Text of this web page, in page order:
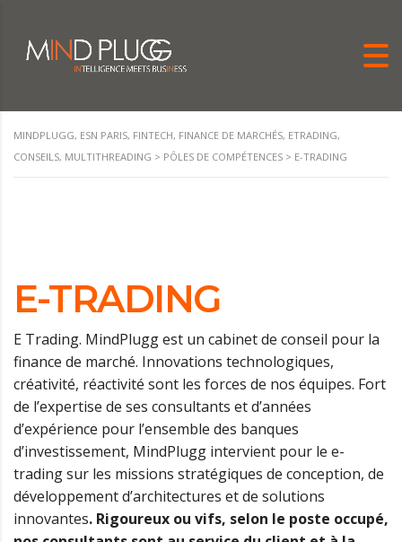
MINDPLUGG, ESN PARIS, FINTECH, FINANCE DE MARCHÉS, ETRADING,
CONSEILS, MULTITHREADING > PÔLES DE COMPÉTENCES > E-TRADING
E-TRADING
E Trading. MindPlugg est un cabinet de conseil pour la
finance de marché. Innovations technologiques,
créativité, réactivité sont les forces de nos équipes. Fort
de l’expertise de ses consultants et d’années
d’expérience pour l’ensemble des banques
d’investissement, MindPlugg intervient pour le e-
trading sur les missions stratégiques de conception, de
développement d’architectures et de solutions
innovantes. Rigoureux ou vifs, selon le poste occupé,